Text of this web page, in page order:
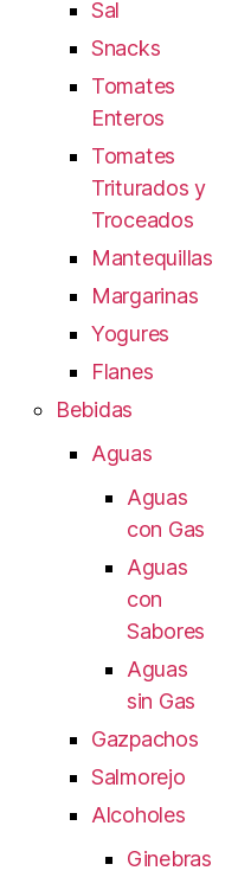
Sal
Snacks
Tomates
Enteros
Tomates
Triturados y
Troceados
Mantequillas
Margarinas
Yogures
Flanes
Bebidas
Aguas
Aguas
con Gas
Aguas
con
Sabores
Aguas
sin Gas
Gazpachos
Salmorejo
Alcoholes
Ginebras